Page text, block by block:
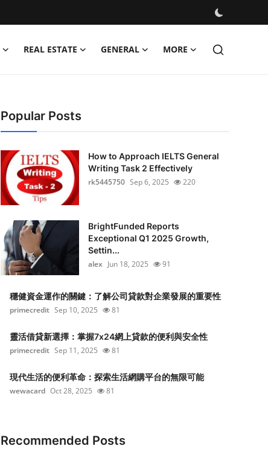
REAL ESTATE GENERAL MORE
Popular Posts
How to Approach IELTS General
Writing Task 2 Effectively
rk5445750 Sep 6, 2025 220
BrightFunded Reports
Exceptional Q1 2025 Growth,
Settin...
alex Jun 18, 2025 91
穩健資金運作的關鍵：了解公司貸款對企業發展的重要性
primecredit Sep 10, 2025 81
靈活借貸新選擇：掌握7x24網上貸款的便利與安全性
primecredit Sep 11, 2025 81
現代生活的便利革命：探索生活網購平台的無限可能
wewacard Oct 28, 2025 81
Recommended Posts